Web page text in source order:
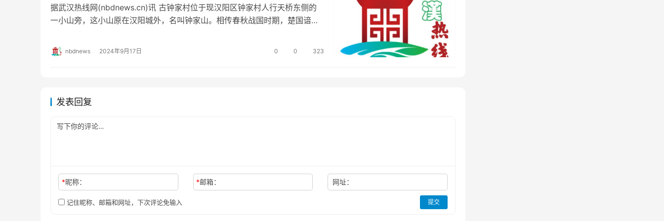
据武汉热线网(nbdnews.cn)讯 古钟家村位于现汉阳区钟家村人行天桥东侧的
一小山旁，这小山原在汉阳城外，名叫钟家山。相传春秋战国时期，楚国谙熟
nbdnews 2024年9月17日 0 0 323
发表回复
*昵称： *邮箱： 网址：
记住昵称、邮箱和网址，下次评论免输入 提交